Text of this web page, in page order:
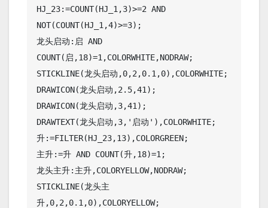
HJ_23:=COUNT(HJ_1,3)>=2 AND
NOT(COUNT(HJ_1,4)>=3);
龙头启动:启 AND
COUNT(启,18)=1,COLORWHITE,NODRAW;
STICKLINE(龙头启动,0,2,0.1,0),COLORWHITE;
DRAWICON(龙头启动,2.5,41);
DRAWICON(龙头启动,3,41);
DRAWTEXT(龙头启动,3,'启动'),COLORWHITE;
升:=FILTER(HJ_23,13),COLORGREEN;
主升:=升 AND COUNT(升,18)=1;
龙头主升:主升,COLORYELLOW,NODRAW;
STICKLINE(龙头主
升,0,2,0.1,0),COLORYELLOW;